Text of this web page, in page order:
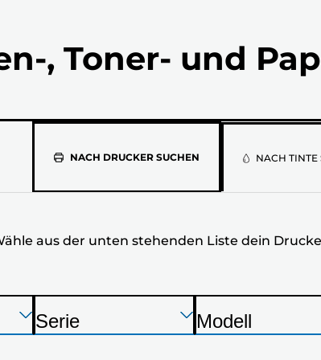
, Toner- und
NACH DRUCKER SUCHEN
Wähle
aus
Liste
NACH TINTE
aus der unten stehenden Liste dein
Drücken
Sie
Drücken
Sie
D
Serie
Drücken
Sie
D
Modell